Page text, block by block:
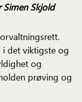
Simen Skjold
i det viktigste og
og
prøving og